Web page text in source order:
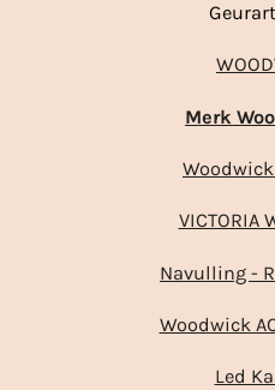
Merk
Woodwick
VICTORIA
Navulling -
Woodwick
Led